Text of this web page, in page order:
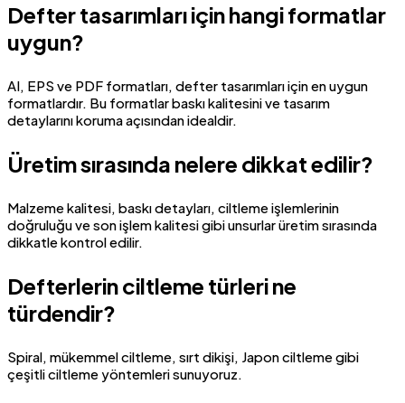
Defter tasarımları için hangi formatlar
uygun?
AI, EPS ve PDF formatları, defter tasarımları için en uygun
formatlardır. Bu formatlar baskı kalitesini ve tasarım
detaylarını koruma açısından idealdir.
Üretim sırasında nelere dikkat edilir?
Malzeme kalitesi, baskı detayları, ciltleme işlemlerinin
doğruluğu ve son işlem kalitesi gibi unsurlar üretim sırasında
dikkatle kontrol edilir.
Defterlerin ciltleme türleri ne
türdendir?
Spiral, mükemmel ciltleme, sırt dikişi, Japon ciltleme gibi
çeşitli ciltleme yöntemleri sunuyoruz.